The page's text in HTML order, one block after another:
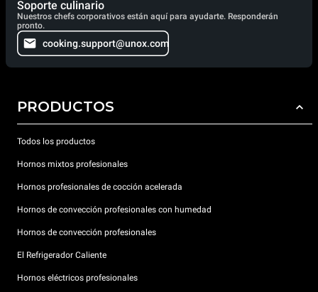
Soporte culinario
Nuestros chefs corporativos están aquí para ayudarte. Responderán
pronto.
cooking.support@unox.com
PRODUCTOS
Todos los productos
Hornos mixtos profesionales
Hornos profesionales de cocción acelerada
Hornos de convección profesionales con humedad
Hornos de convección profesionales
El Refrigerador Caliente
Hornos eléctricos profesionales